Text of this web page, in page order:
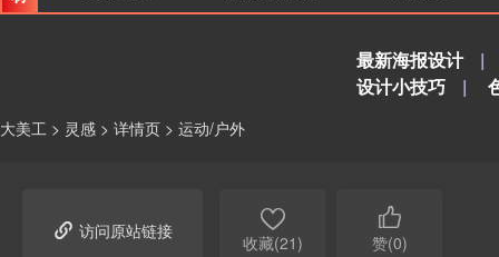
最新海报设计
|
设计小技巧
|
大美工 > 灵感 > 详情页 > 运动/户外
 访问原站链接 
收藏(21)

赞(0)